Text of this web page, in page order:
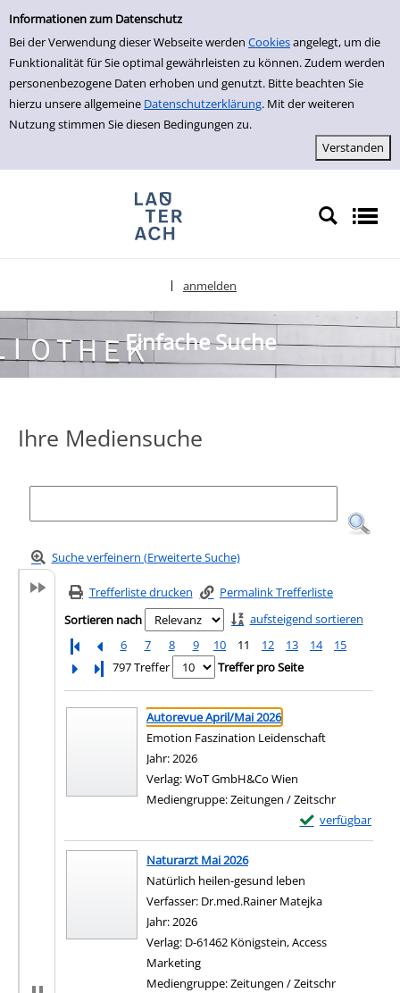
Einfache Suche
Informationen zum Datenschutz
Bei der Verwendung dieser Webseite werden Cookiesangelegt, um die
Funktionalität für Sie optimal gewährleisten zu können. Zudem werden
personenbezogene Daten erhoben und genutzt. Bitte beachten Sie
hierzu unsere allgemeine Datenschutzerklärung. Mit der weiteren
Nutzung stimmen Sie diesen Bedingungen zu.
zur Navigation springen
zum Inhalt springen
Zu den Suchfiltern springen
Zur Trefferliste springen
anmelden
Einfache Suche
Ihre Mediensuche
Suche verfeinern (Erweiterte Suche)
Trefferliste drucken
Permalink Trefferliste
Sortieren nach
aufsteigend sortieren
6
7 8 9 10 11 12 13 14
15
Letzte Seite
797 Treffer Treffer pro Seite
Suchergebnis
Zu den Suchfiltern springen
Autorevue April/Mai 2026
Emotion Faszination Leidenschaft
Suche nach diesem Verfasser
Jahr:2026
Verlag:WoT GmbH&Co Wien
Mediengruppe:Zeitungen / Zeitschr
verfügbar
Exemplar-
Naturarzt Mai 2026
Natürlich heilen-gesund leben
Verfasser: Dr.med.Rainer Matejka
Jahr:2026
Verlag: D-61462 Königstein, Access
Marketing
Mediengruppe:Zeitungen / Zeitschr